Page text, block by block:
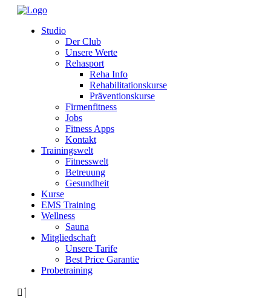
Studio
Der Club
Unsere Werte
Rehasport
Reha Info
Rehabilitationskurse
Präventionskurse
Firmenfitness
Jobs
Fitness Apps
Kontakt
Trainingswelt
Fitnesswelt
Betreuung
Gesundheit
Kurse
EMS Training
Wellness
Sauna
Mitgliedschaft
Unsere Tarife
Best Price Garantie
Probetraining